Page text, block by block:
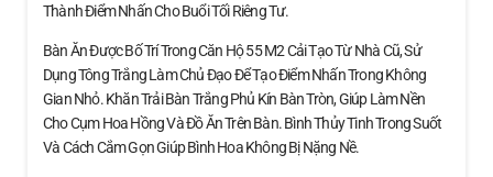
Thành Điểm Nhấn Cho Buổi Tối Riêng Tư.
Bàn Ăn Được Bố Trí Trong Căn Hộ 55 M2 Cải Tạo Từ Nhà Cũ, Sử
Dụng Tông Trắng Làm Chủ Đạo Để Tạo Điểm Nhấn Trong Không
Gian Nhỏ. Khăn Trải Bàn Trắng Phủ Kín Bàn Tròn, Giúp Làm Nền
Cho Cụm Hoa Hồng Và Đồ Ăn Trên Bàn. Bình Thủy Tinh Trong Suốt
Và Cách Cắm Gọn Giúp Bình Hoa Không Bị Nặng Nề.